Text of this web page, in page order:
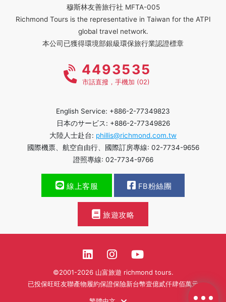
穆斯林友善旅行社 MFTA-005
Richmond Tours is the representative in Taiwan for the ATPI
global travel network.
本公司已獲得環境部銀級環保旅行業認證標章
4493535
市話直撥，手機加 (02)
English Service: +886-2-77349823
日本のサービス: +886-2-77349826
大陸人士赴台: phillis@richmond.com.tw
國際機票、航空自由行、國際訂房專線: 02-7734-9656
證照專線: 02-7734-9766
線上客服 FB粉絲團
旅遊攻略
©2001-2026 山富旅遊 richmond tours.
已投保旺旺友聯產物履約保證保險新台幣壹億貳仟肆佰萬元